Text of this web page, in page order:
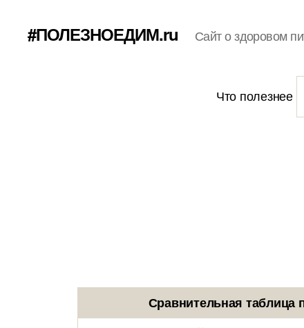
#ПОЛЕЗНОЕДИМ.ru Сайт о здоровом
Что полезнее
Сравнительная таблица